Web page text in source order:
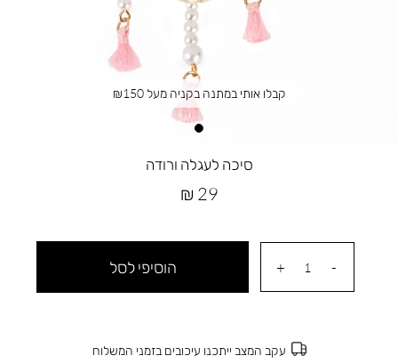
סיכה לעגלה ורודה
מחיר
29 ₪
הוסיפי לסל
עקב המצב ייתכנו עיכובים בזמני המשלוח
קבלו אותי במתנה בקניה מעל ₪150